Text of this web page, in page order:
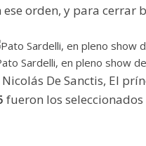
ese orden, y para cerrar
Sardelli, en pleno show
De Sanctis, El
fueron los